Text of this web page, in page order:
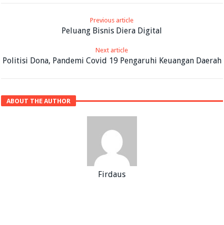
Previous article
Peluang Bisnis Diera Digital
Next article
Politisi Dona, Pandemi Covid 19 Pengaruhi Keuangan Daerah
ABOUT THE AUTHOR
Firdaus